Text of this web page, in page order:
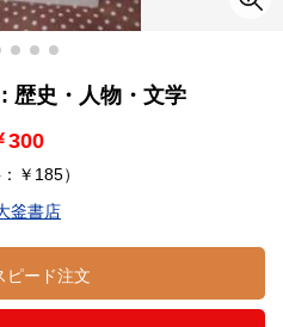
歴史・人物・文学
300
￥185）
釜書店
ピード注文